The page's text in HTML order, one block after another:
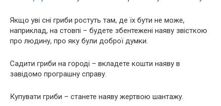
Якщо уві сні гриби ростуть там, де їх бути не може,
наприклад, на стовпі – будете збентежені наяву звісткою
про людину, про яку були доброї думки.
Садити гриби на городі – вкладете кошти наяву в
завідомо програшну справу.
Купувати гриби – станете наяву жертвою шантажу.